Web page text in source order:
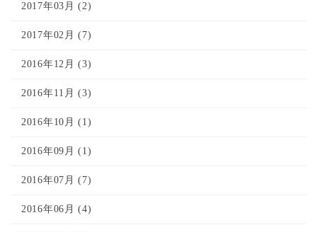
2017年03月 (2)
2017年02月 (7)
2016年12月 (3)
2016年11月 (3)
2016年10月 (1)
2016年09月 (1)
2016年07月 (7)
2016年06月 (4)